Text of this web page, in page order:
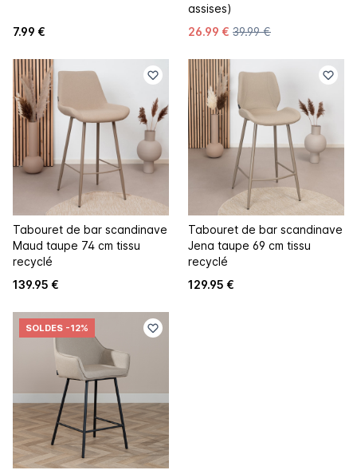
7.99 €
assises)
26.99 € 39.99 €
Tabouret de bar scandinave
Maud taupe 74 cm tissu
recyclé
139.95 €
Tabouret de bar scandinave
Jena taupe 69 cm tissu
recyclé
129.95 €
SOLDES -12%